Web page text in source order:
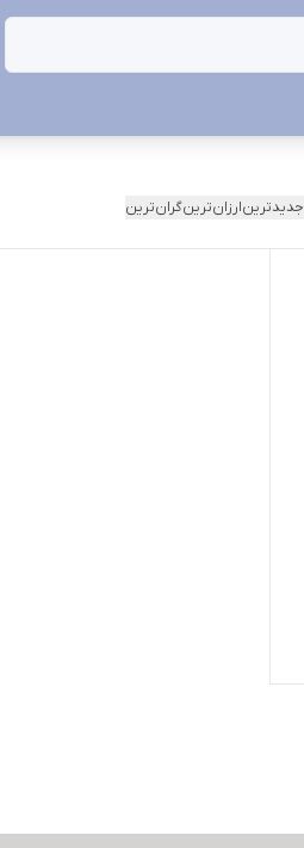
جدیدترینارزان‌ترینگران‌ترین